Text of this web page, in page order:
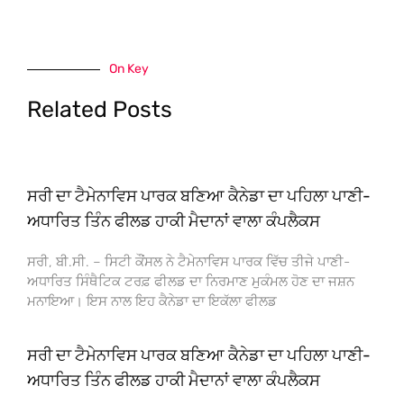
On Key
Related Posts
ਸਰੀ ਦਾ ਟੈਮੇਨਾਵਿਸ ਪਾਰਕ ਬਣਿਆ ਕੈਨੇਡਾ ਦਾ ਪਹਿਲਾ ਪਾਣੀ-
ਅਧਾਰਿਤ ਤਿੰਨ ਫੀਲਡ ਹਾਕੀ ਮੈਦਾਨਾਂ ਵਾਲਾ ਕੰਪਲੈਕਸ
ਸਰੀ, ਬੀ.ਸੀ. – ਸਿਟੀ ਕੌਂਸਲ ਨੇ ਟੈਮੇਨਾਵਿਸ ਪਾਰਕ ਵਿੱਚ ਤੀਜੇ ਪਾਣੀ-
ਅਧਾਰਿਤ ਸਿੰਥੈਟਿਕ ਟਰਫ਼ ਫੀਲਡ ਦਾ ਨਿਰਮਾਣ ਮੁਕੰਮਲ ਹੋਣ ਦਾ ਜਸ਼ਨ
ਮਨਾਇਆ। ਇਸ ਨਾਲ ਇਹ ਕੈਨੇਡਾ ਦਾ ਇਕੱਲਾ ਫੀਲਡ
ਸਰੀ ਦਾ ਟੈਮੇਨਾਵਿਸ ਪਾਰਕ ਬਣਿਆ ਕੈਨੇਡਾ ਦਾ ਪਹਿਲਾ ਪਾਣੀ-
ਅਧਾਰਿਤ ਤਿੰਨ ਫੀਲਡ ਹਾਕੀ ਮੈਦਾਨਾਂ ਵਾਲਾ ਕੰਪਲੈਕਸ